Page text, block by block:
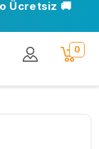
Ücretsiz 🚚
0